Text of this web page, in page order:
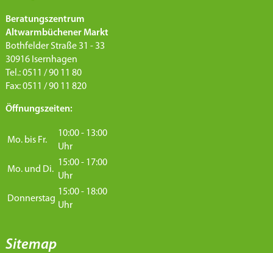
Beratungszentrum
Altwarmbüchener Markt
Bothfelder Straße 31 - 33
30916 Isernhagen
Tel.: 0511 / 90 11 80
Fax: 0511 / 90 11 820
Öffnungszeiten:
Mo. bis Fr.
10:00 - 13:00
Uhr
Mo. und Di.
15:00 - 17:00
Uhr
Donnerstag
15:00 - 18:00
Uhr
Sitemap